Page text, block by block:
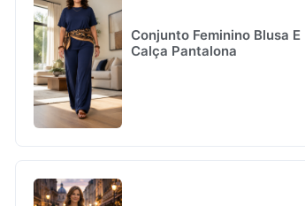
Conjunto Feminino Blusa E
Calça Pantalona